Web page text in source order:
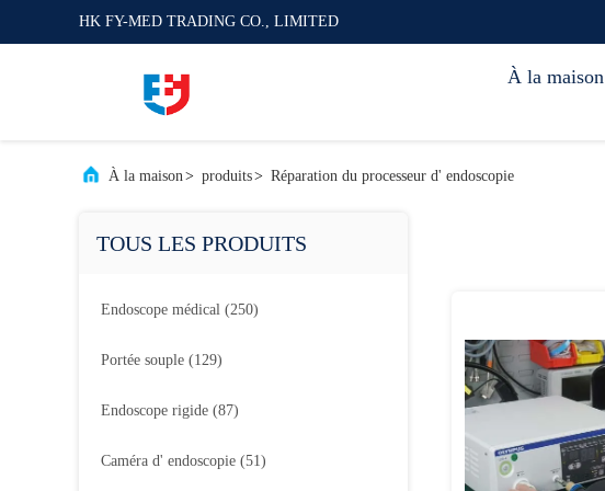
HK FY-MED TRADING CO., LIMITED
À la maison
À la maison> produits> Réparation du processeur d' endoscopie
TOUS LES PRODUITS
Endoscope médical (250)
Portée souple (129)
Endoscope rigide (87)
Caméra d' endoscopie (51)